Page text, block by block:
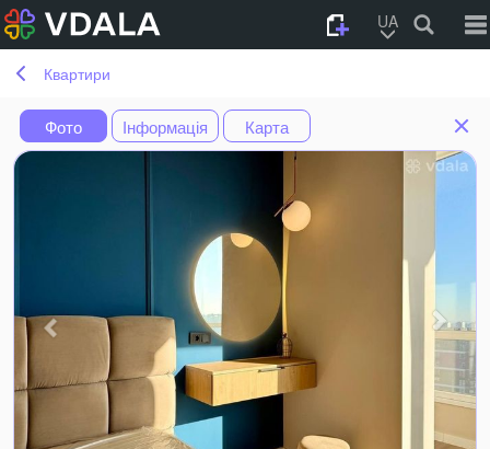
UA
Квартири
Карта
Інформація
Фото